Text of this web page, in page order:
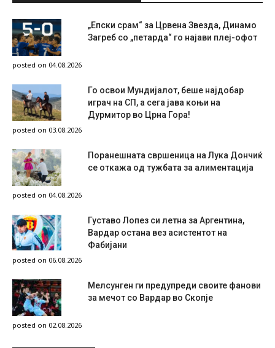
„Епски срам“ за Црвена Звезда, Динамо
Загреб со „петарда“ го најави плеј-офот
posted on 04.08.2026
Го освои Мундијалот, беше најдобар
играч на СП, а сега јава коњи на
Дурмитор во Црна Гора!
posted on 03.08.2026
Поранешната свршеница на Лука Дончиќ
се откажа од тужбата за алиментација
posted on 04.08.2026
Густаво Лопез си летна за Аргентина,
Вардар остана вез асистентот на
Фабијани
posted on 06.08.2026
Мелсунген ги предупреди своите фанови
за мечот со Вардар во Скопје
posted on 02.08.2026